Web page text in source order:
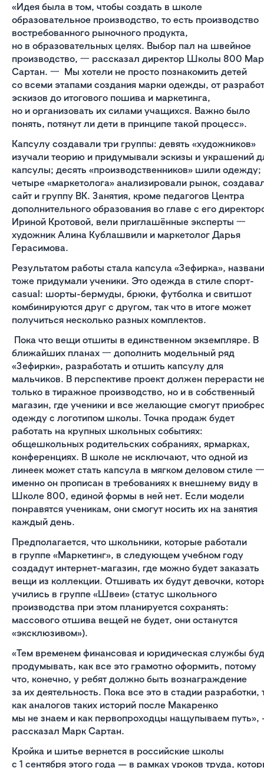
«Идея была в том, чтобы создать в школе
образовательное производство, то есть производство
востребованного рыночного продукта,
но в образовательных целях. Выбор пал на швейное
производство, 一 рассказал директор Школы 800
Сартан. 一 Мы хотели не просто познакомить детей
со всеми этапами создания марки одежды, от
эскизов до итогового пошива и маркетинга,
но и организовать их силами учащихся. Важно было
понять, потянут ли дети в принципе такой процесс».
Капсулу создавали три группы: девять «художников»
изучали теорию и придумывали эскизы и украшений
капсулы; десять «производственников» шили одежду;
четыре «маркетолога» анализировали рынок,
сайт и группу ВК. Занятия, кроме педагогов Центра
дополнительного образования во главе с его
Ириной Кротовой, вели приглашённые эксперты 一
художник Алина Кублашвили и маркетолог Дарья
Герасимова.
Результатом работы стала капсула «Зефирка»,
тоже придумали ученики. Это одежда в стиле спорт-
casual: шорты-бермуды, брюки, футболка и свитшот
комбинируются друг с другом, так что в итоге может
получиться несколько разных комплектов.
Пока что вещи отшиты в единственном экземпляре. В
ближайших планах 一 дополнить модельный ряд
«Зефирки», разработать и отшить капсулу для
мальчиков. В перспективе проект должен перерасти
только в тиражное производство, но и в собственный
магазин, где ученики и все желающие смогут
одежду с логотипом школы. Точка продаж будет
работать на крупных школьных событиях:
общешкольных родительских собраниях, ярмарках,
конференциях. В школе не исключают, что одной из
линеек может стать капсула в мягком деловом стиле 一
именно он прописан в требованиях к внешнему виду в
Школе 800, единой формы в ней нет. Если модели
понравятся ученикам, они смогут носить их на занятия
каждый день.
Предполагается, что школьники, которые работали
в группе «Маркетинг», в следующем учебном году
создадут интернет-магазин, где можно будет заказать
вещи из коллекции. Отшивать их будут девочки,
учились в группе «Швеи» (статус школьного
производства при этом планируется сохранять:
массового отшива вещей не будет, они останутся
«эксклюзивом»).
«Тем временем финансовая и юридическая службы
продумывать, как все это грамотно оформить, потому
что, конечно, у ребят должно быть вознаграждение
за их деятельность. Пока все это в стадии разработки,
как аналогов таких историй после Макаренко
мы не знаем и как первопроходцы нащупываем
рассказал Марк Сартан.
Кройка и шитье вернется в российские школы
с 1 сентября этого года — в рамках уроков труда,